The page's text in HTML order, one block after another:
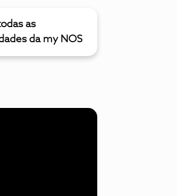
as
da my NOS